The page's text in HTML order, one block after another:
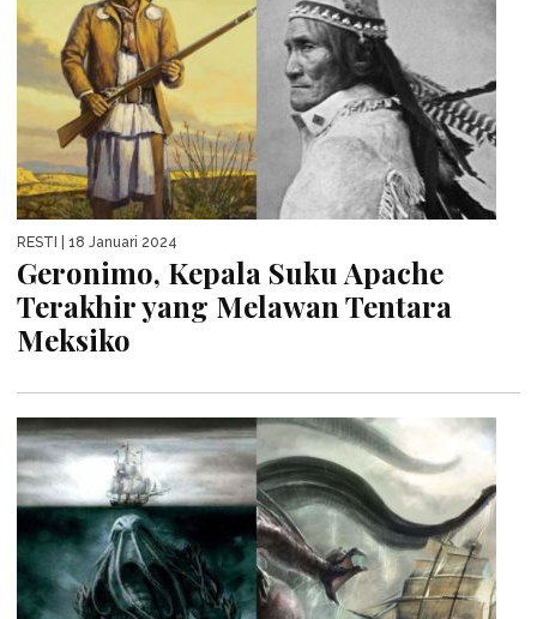
RESTI | 18 Januari 2024
Geronimo, Kepala Suku Apache
Terakhir yang Melawan Tentara
Meksiko